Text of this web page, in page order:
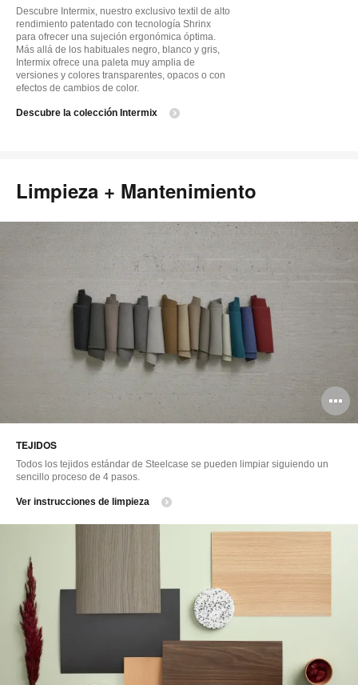
Descubre Intermix, nuestro exclusivo textil de alto
rendimiento patentado con tecnología Shrinx
para ofrecer una sujeción ergonómica óptima.
Más allá de los habituales negro, blanco y gris,
Intermix ofrece una paleta muy amplia de
versiones y colores transparentes, opacos o con
efectos de cambios de color.
Descubre la colección Intermix
Limpieza + Mantenimiento
TEJIDOS
Todos los tejidos estándar de Steelcase se pueden limpiar siguiendo un
sencillo proceso de 4 pasos.
Ver instrucciones de limpieza